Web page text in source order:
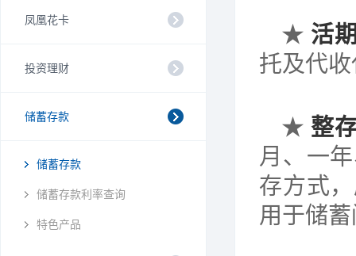
凤凰花卡
投资理财
储蓄存款
储蓄存款
储蓄存款利率查询
特色产品
★ 活
托及代
★ 整
月、一
存方式
用于储